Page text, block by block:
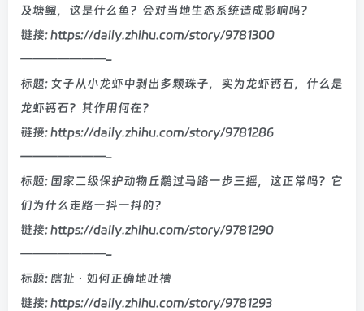
及塘鲺，这是什么鱼？会对当地生态系统造成影响吗？
链接: https://daily.zhihu.com/story/9781300
———————-
标题: 女子从小龙虾中剥出多颗珠子，实为龙虾钙石，什么是
龙虾钙石？其作用何在？
链接: https://daily.zhihu.com/story/9781286
———————-
标题: 国家二级保护动物丘鹬过马路一步三摇，这正常吗？它
们为什么走路一抖一抖的？
链接: https://daily.zhihu.com/story/9781290
———————-
标题: 瞎扯 · 如何正确地吐槽
链接: https://daily.zhihu.com/story/9781293